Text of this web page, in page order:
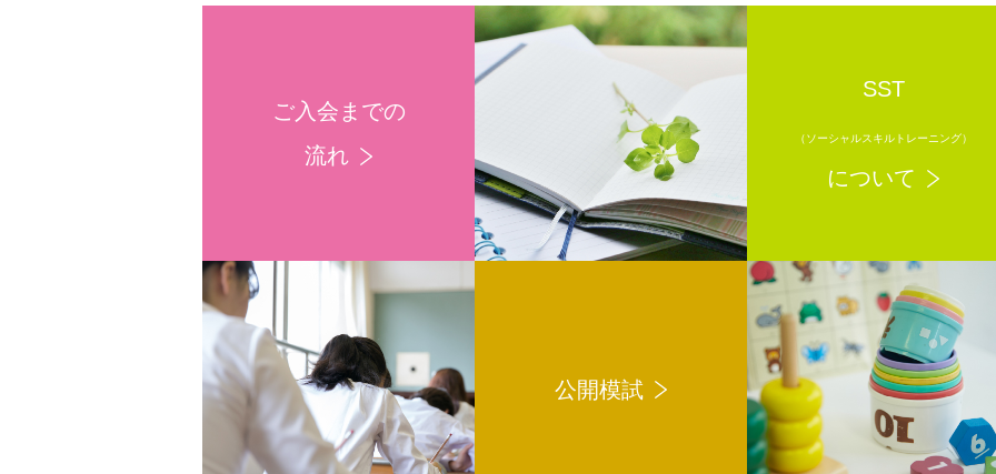
ご入会までの
流れ
SST
（ソーシャルスキルトレーニング）
について
公開模試